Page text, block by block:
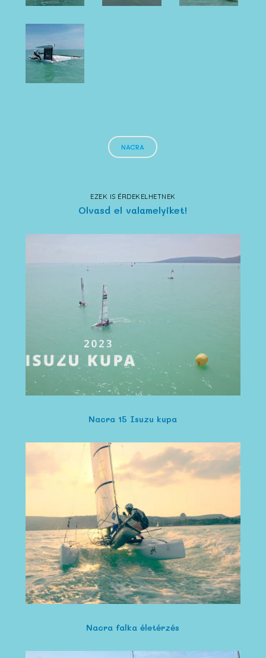
NACRA
EZEK IS ÉRDEKELHETNEK
Olvasd el valamelyiket!
Nacra 15 Isuzu kupa
Nacra falka életérzés